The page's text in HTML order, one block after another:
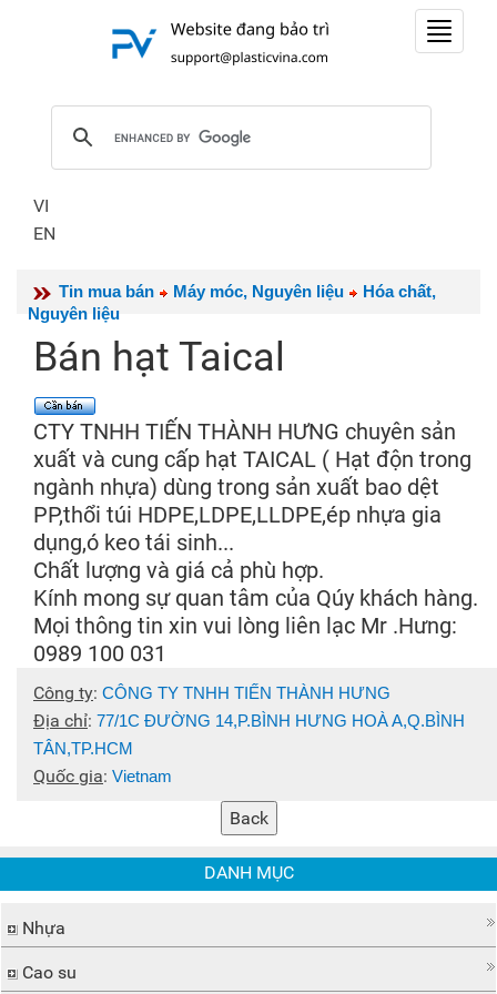
Toggle
VI
EN
Tin mua bán Máy móc, Nguyên liệu
Hóa chất,
Nguyên liệu
Bán hạt Taical
CTY TNHH TIẾN THÀNH HƯNG chuyên sản
xuất và cung cấp hạt TAICAL ( Hạt độn trong
ngành nhựa) dùng trong sản xuất bao dệt
PP,thổi túi HDPE,LDPE,LLDPE,ép nhựa gia
dụng,ó keo tái sinh...
Chất lượng và giá cả phù hợp.
Kính mong sự quan tâm của Qúy khách hàng.
Mọi thông tin xin vui lòng liên lạc Mr .Hưng:
0989 100 031
Công ty: CÔNG TY TNHH TIẾN THÀNH HƯNG
Địa chỉ: 77/1C ĐƯỜNG 14,P.BÌNH HƯNG HOÀ A,Q.BÌNH
TÂN,TP.HCM
Quốc gia: Vietnam
DANH MỤC
Nhựa
Cao su